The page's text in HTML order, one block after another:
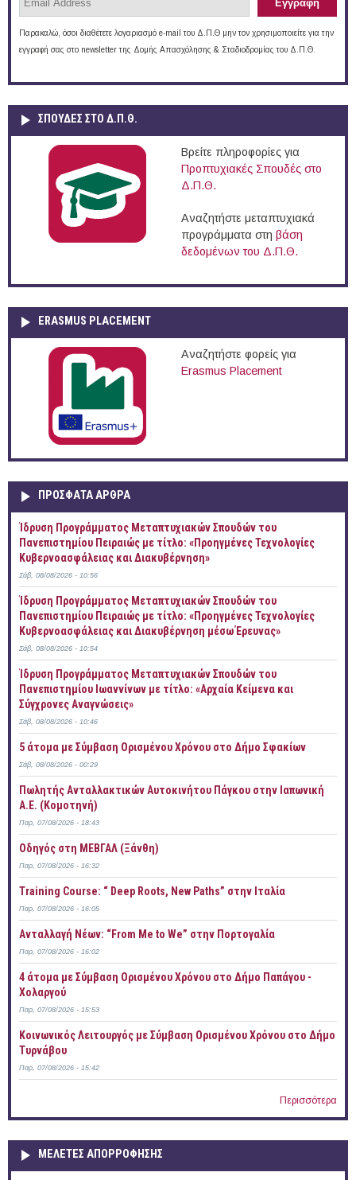
Παρακαλώ, όσοι διαθέτετε λογαριασμό e-mail του Δ.Π.Θ μην τον χρησιμοποιείτε για την
εγγραφή σας στο newsletter της Δομής Απασχόλησης & Σταδιοδρομίας του Δ.Π.Θ.
ΣΠΟΥΔΈΣ ΣΤΟ Δ.Π.Θ.
Βρείτε πληροφορίες για
Προπτυχιακές Σπουδές στο
Δ.Π.Θ.
Αναζητήστε μεταπτυχιακά
προγράμματα στη βάση
δεδομένων του Δ.Π.Θ.
ERASMUS PLACEMENT
Αναζητήστε φορείς για
Erasmus Placement
ΠΡOΣΦΑΤΑ AΡΘΡΑ
Ίδρυση Προγράμματος Μεταπτυχιακών Σπουδών του
Πανεπιστημίου Πειραιώς με τίτλο: «Προηγμένες Τεχνολογίες
Κυβερνοασφάλειας και Διακυβέρνηση»
Σάβ, 08/08/2026 - 10:56
Ίδρυση Προγράμματος Μεταπτυχιακών Σπουδών του
Πανεπιστημίου Πειραιώς με τίτλο: «Προηγμένες Τεχνολογίες
Κυβερνοασφάλειας και Διακυβέρνηση μέσω Έρευνας»
Σάβ, 08/08/2026 - 10:54
Ίδρυση Προγράμματος Μεταπτυχιακών Σπουδών του
Πανεπιστημίου Ιωαννίνων με τίτλο: «Αρχαία Κείμενα και
Σύγχρονες Αναγνώσεις»
Σάβ, 08/08/2026 - 10:46
5 άτομα με Σύμβαση Ορισμένου Χρόνου στο Δήμο Σφακίων
Σάβ, 08/08/2026 - 00:29
Πωλητής Ανταλλακτικών Αυτοκινήτου Πάγκου στην Ιαπωνική
Α.Ε. (Κομοτηνή)
Παρ, 07/08/2026 - 18:43
Οδηγός στη ΜΕΒΓΑΛ (Ξάνθη)
Παρ, 07/08/2026 - 16:32
Training Course: “ Deep Roots, New Paths” στην Ιταλία
Παρ, 07/08/2026 - 16:05
Ανταλλαγή Νέων: “From Me to We” στην Πορτογαλία
Παρ, 07/08/2026 - 16:02
4 άτομα με Σύμβαση Ορισμένου Χρόνου στο Δήμο Παπάγου -
Χολαργού
Παρ, 07/08/2026 - 15:53
Κοινωνικός Λειτουργός με Σύμβαση Ορισμένου Χρόνου στο Δήμο
Τυρνάβου
Παρ, 07/08/2026 - 15:42
Περισσότερα
ΜΕΛΕΤΕΣ ΑΠΟΡΡΟΦΗΣΗΣ